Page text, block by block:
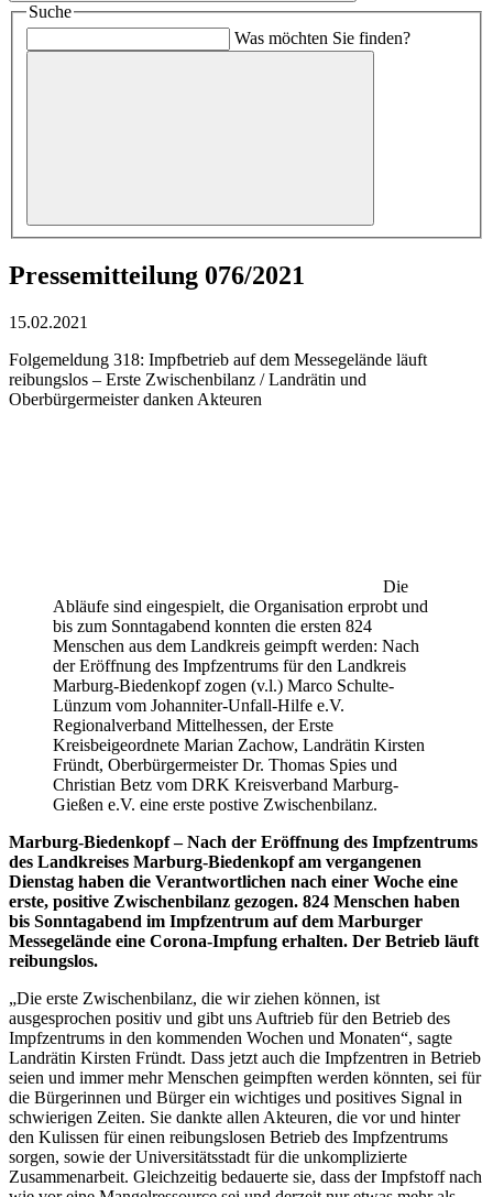
Suche
Was möchten Sie finden?
Pressemitteilung 076/2021
15.02.2021
Folgemeldung 318: Impfbetrieb auf dem Messegelände läuft
reibungslos – Erste Zwischenbilanz / Landrätin und
Oberbürgermeister danken Akteuren
Die
Abläufe sind eingespielt, die Organisation erprobt und
bis zum Sonntagabend konnten die ersten 824
Menschen aus dem Landkreis geimpft werden: Nach
der Eröffnung des Impfzentrums für den Landkreis
Marburg-Biedenkopf zogen (v.l.) Marco Schulte-
Lünzum vom Johanniter-Unfall-Hilfe e.V.
Regionalverband Mittelhessen, der Erste
Kreisbeigeordnete Marian Zachow, Landrätin Kirsten
Fründt, Oberbürgermeister Dr. Thomas Spies und
Christian Betz vom DRK Kreisverband Marburg-
Gießen e.V. eine erste postive Zwischenbilanz.
Marburg-Biedenkopf – Nach der Eröffnung des Impfzentrums
des Landkreises Marburg-Biedenkopf am vergangenen
Dienstag haben die Verantwortlichen nach einer Woche eine
erste, positive Zwischenbilanz gezogen. 824 Menschen haben
bis Sonntagabend im Impfzentrum auf dem Marburger
Messegelände eine Corona-Impfung erhalten. Der Betrieb läuft
reibungslos.
„Die erste Zwischenbilanz, die wir ziehen können, ist
ausgesprochen positiv und gibt uns Auftrieb für den Betrieb des
Impfzentrums in den kommenden Wochen und Monaten“, sagte
Landrätin Kirsten Fründt. Dass jetzt auch die Impfzentren in Betrieb
seien und immer mehr Menschen geimpften werden könnten, sei für
die Bürgerinnen und Bürger ein wichtiges und positives Signal in
schwierigen Zeiten. Sie dankte allen Akteuren, die vor und hinter
den Kulissen für einen reibungslosen Betrieb des Impfzentrums
sorgen, sowie der Universitätsstadt für die unkomplizierte
Zusammenarbeit. Gleichzeitig bedauerte sie, dass der Impfstoff nach